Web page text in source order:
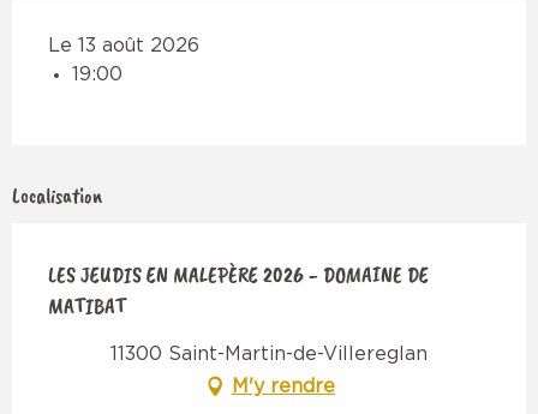
Le 13 août 2026
19:00
Localisation
LES JEUDIS EN MALEPÈRE 2026 - DOMAINE DE
MATIBAT
11300 Saint-Martin-de-Villereglan
M'y rendre